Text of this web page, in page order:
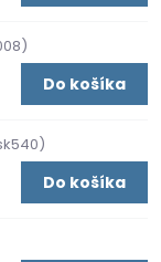
Do košíka
Do košíka